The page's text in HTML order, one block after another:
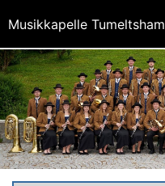
Musikkapelle Tumeltsham